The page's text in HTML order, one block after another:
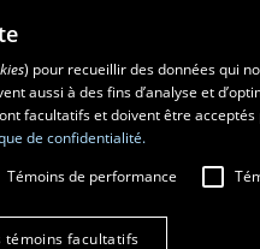
) pour recueillir des données qui
aussi à des fins d’analyse et
facultatifs et doivent être
de confidentialité.
Témoins de performance
témoins facultatifs